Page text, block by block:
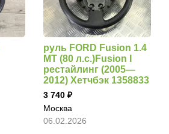
руль FORD Fusion 1.4
MT (80 л.с.)Fusion I
рестайлинг (2005—
2012) Хетчбэк 1358833
3 740
Москва
06.02.2026